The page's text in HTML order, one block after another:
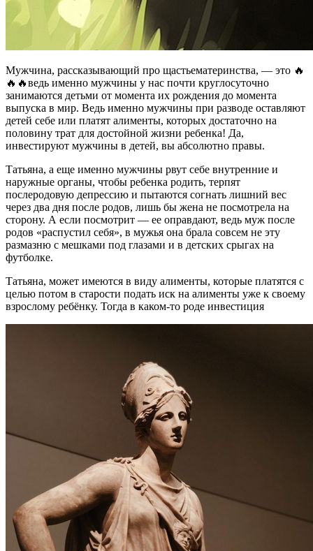
Мужчина, рассказывающий про щастьематеринства, — это 🔥
🔥🔥ведь именно мужчины у нас почти круглосуточно
занимаются детьми от момента их рождения до момента
выпуска в мир. Ведь именно мужчины при разводе оставляют
детей себе или платят алименты, которых достаточно на
половину трат для достойной жизни ребенка! Да,
инвестируют мужчины в детей, вы абсолютно правы.
Татьяна, а еще именно мужчины рвут себе внутренние и
наружные органы, чтобы ребенка родить, терпят
послеродовую депрессию и пытаются согнать лишний вес
через два дня после родов, лишь бы жена не посмотрела на
сторону. А если посмотрит — ее оправдают, ведь муж после
родов «распустил себя», в мужья она брала совсем не эту
размазню с мешками под глазами и в детских срыгах на
футболке.
Татьяна, может имеются в виду алименты, которые платятся с
целью потом в старости подать иск на алименты уже к своему
взрослому ребёнку. Тогда в каком-то роде инвестиция